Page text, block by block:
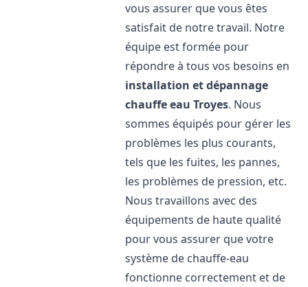
vous assurer que vous êtes
satisfait de notre travail. Notre
équipe est formée pour
répondre à tous vos besoins en
installation et dépannage
chauffe eau Troyes. Nous
sommes équipés pour gérer les
problèmes les plus courants,
tels que les fuites, les pannes,
les problèmes de pression, etc.
Nous travaillons avec des
équipements de haute qualité
pour vous assurer que votre
système de chauffe-eau
fonctionne correctement et de